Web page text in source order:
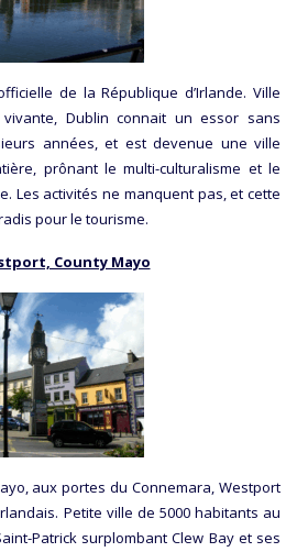
de la République d’Irlande. Ville
Dublin connait un essor sans
années, et est devenue une ville
prônant le multi-culturalisme et le
Les activités ne manquent pas, et cette
pour le tourisme.
County Mayo
aux portes du Connemara, Westport
Petite ville de 5000 habitants au
Patrick surplombant Clew Bay et ses